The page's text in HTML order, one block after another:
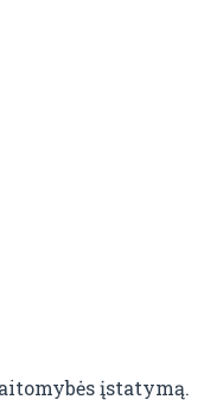
įstatymą.